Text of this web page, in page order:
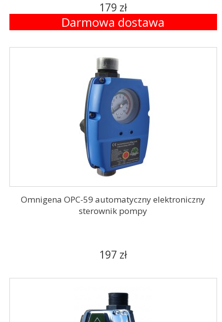
179 zł
Darmowa dostawa
Omnigena OPC-59 automatyczny elektroniczny
sterownik pompy
197 zł